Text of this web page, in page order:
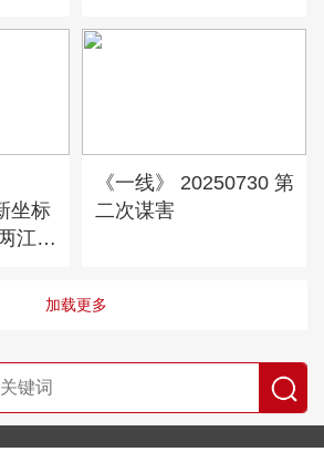
坐标
江速
《一线》 20250730 第
二次谋害
加载更多